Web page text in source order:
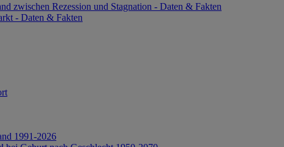
zwischen Rezession und Stagnation - Daten & Fakten
- Daten & Fakten
1991-2026